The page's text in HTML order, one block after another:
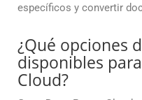
específicos y convertir
¿Qué opciones
disponibles
Cloud?